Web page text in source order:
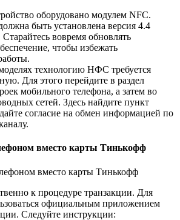
оборудовано модулем NFC.
быть установлена версия 4.4
вовремя обновлять
чтобы избежать
технологию НФС требуется
Для этого перейдите в раздел
мобильного телефона, а затем во
сетей. Здесь найдите пункт
согласие на обмен информацией по
вместо карты Тинькофф
к процедуре транзакции. Для
официальным приложением
Следуйте инструкции: